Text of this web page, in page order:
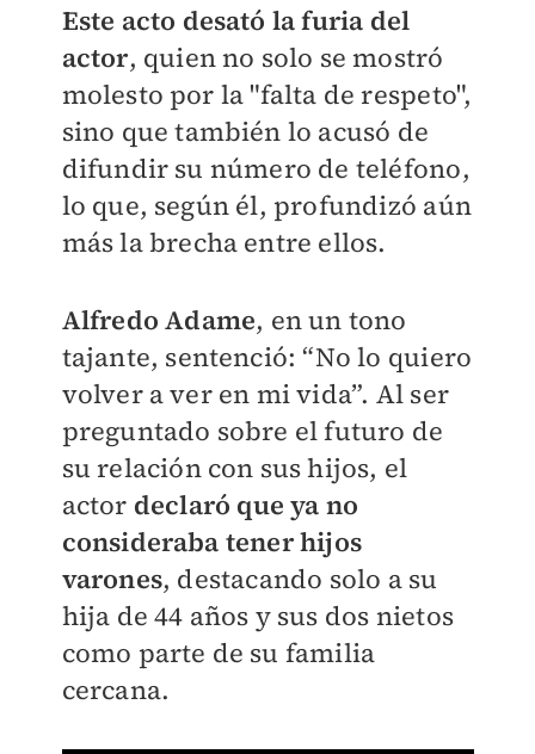
Este acto desató la furia del
actor, quien no solo se mostró
molesto por la "falta de respeto",
sino que también lo acusó de
difundir su número de teléfono,
lo que, según él, profundizó aún
más la brecha entre ellos.
Alfredo Adame, en un tono
tajante, sentenció: “No lo quiero
volver a ver en mi vida”. Al ser
preguntado sobre el futuro de
su relación con sus hijos, el
actor declaró que ya no
consideraba tener hijos
varones, destacando solo a su
hija de 44 años y sus dos nietos
como parte de su familia
cercana.